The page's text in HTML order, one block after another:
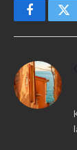
Facebook